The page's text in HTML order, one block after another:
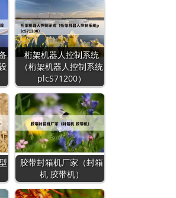
桁架机器人控制系统
（桁架机器人控制系统
plcS71200）
胶带封箱机厂家（封箱
机 胶带机）